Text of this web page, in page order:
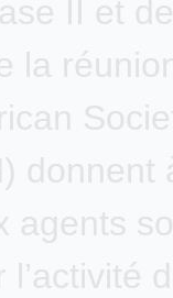
II et
la
donnent
agents